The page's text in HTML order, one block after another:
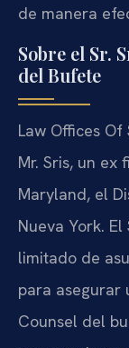
de manera
Sobre el Sr.
del Bufete
Law Offices Of
Mr. Sris, un ex
Maryland, el
Nueva York.
limitado de
para asegurar
Counsel del